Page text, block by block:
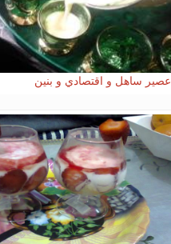
عصير ساهل و اقتصادي و بنين